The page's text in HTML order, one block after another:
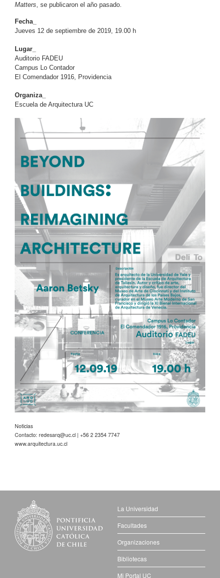
Matters , se publicaron el año pasado.
Fecha_
Jueves 12 de septiembre de 2019, 19.00 h
Lugar_
Auditorio FADEU
Campus Lo Contador
El Comendador 1916, Providencia
Organiza_
Escuela de Arquitectura UC
Noticias
Contacto: redesarq@uc.cl | +56 2 2354 7747
www.arquitectura.uc.cl
La Universidad
Facultades
Organizaciones
Bibliotecas
Mi Portal UC